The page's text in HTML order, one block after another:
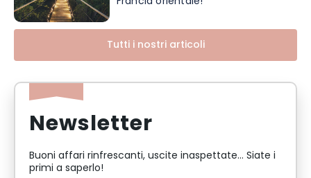
Tutti i nostri articoli
Newsletter
Buoni affari rinfrescanti, uscite inaspettate... Siate i
primi a saperlo!